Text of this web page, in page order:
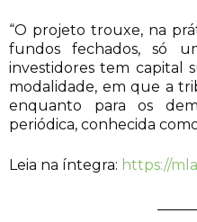
“O projeto trouxe, na
fundos fechados, só
investidores tem capital
modalidade, em que a
enquanto para os
periódica, conhecida como
Leia na íntegra: https://